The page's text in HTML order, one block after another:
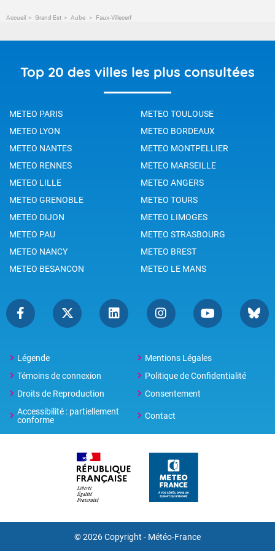
Accueil Grand Est Aube Faux-Villecerf
Top 20 des villes les plus consultées
METEO PARIS
METEO TOULOUSE
METEO LYON
METEO BORDEAUX
METEO NANTES
METEO MONTPELLIER
METEO RENNES
METEO MARSEILLE
METEO LILLE
METEO ANGERS
METEO GRENOBLE
METEO TOURS
METEO DIJON
METEO LIMOGES
METEO PAU
METEO STRASBOURG
METEO NANCY
METEO BREST
METEO BESANCON
METEO LE MANS
Légende
Mentions Légales
Témoins de connexion
Politique de Confidentialité
Droits de Reproduction
Consentement
Accessibilité : partiellement
conforme
Contact
© 2026 Copyright - Météo-France